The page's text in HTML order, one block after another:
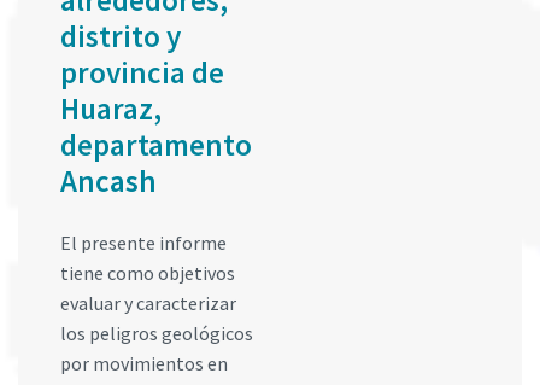
distrito y
provincia de
Huaraz,
departamento
Ancash
El presente informe
tiene como objetivos
evaluar y caracterizar
los peligros geológicos
por movimientos en